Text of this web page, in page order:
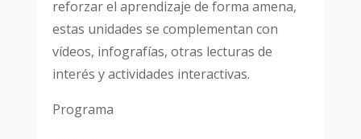
reforzar el aprendizaje de forma amena,
estas unidades se complementan con
vídeos, infografías, otras lecturas de
interés y actividades interactivas.
Programa